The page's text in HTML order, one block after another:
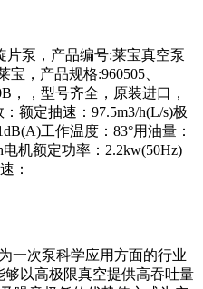
片泵，产品编号:莱宝真空泵
，产品规格:960505、
，，型号齐全，原装进口，
额定抽速：97.5m3/h(L/s)极
工作温度：83°用油量：
机额定功率：2.2kw(50Hz)
：
一次泵科学应用方面的行业
以高极限真空提供高吞吐量